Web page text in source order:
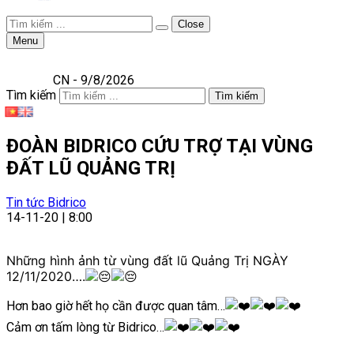
Close
Menu
CN - 9/8/2026
Tìm kiếm
Tìm kiếm
ĐOÀN BIDRICO CỨU TRỢ TẠI VÙNG
ĐẤT LŨ QUẢNG TRỊ
Tin tức Bidrico
14-11-20 | 8:00
Những hình ảnh từ vùng đất lũ Quảng Trị NGÀY
12/11/2020….
Hơn bao giờ hết họ cần được quan tâm…
Cảm ơn tấm lòng từ Bidrico…